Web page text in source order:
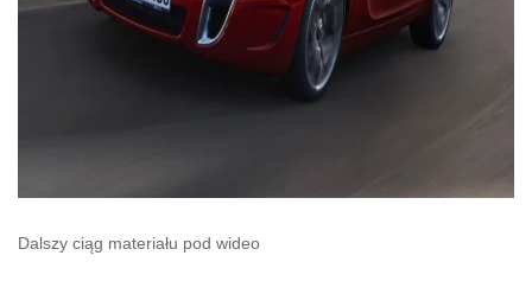
Dalszy ciąg materiału pod wideo